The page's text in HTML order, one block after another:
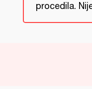
procedila.